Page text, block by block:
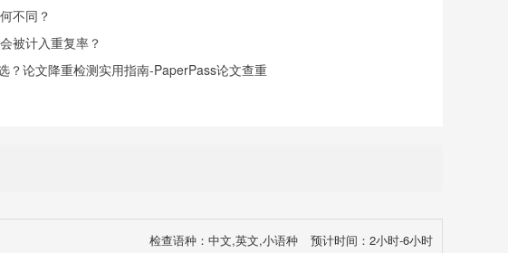
不同？
被计入重复率？
？论文降重检测实用指南-PaperPass论文查重
检查语种：中文,英文,小语种 预计时间：2小时-6小时